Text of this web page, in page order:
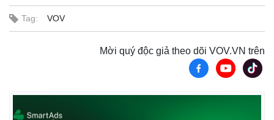
Tag: VOV
Mời quý độc giả theo dõi VOV.VN trên